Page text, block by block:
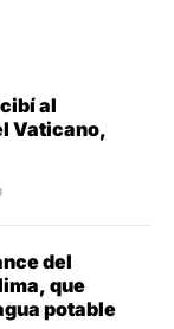
al
Vaticano,
del
que
potable